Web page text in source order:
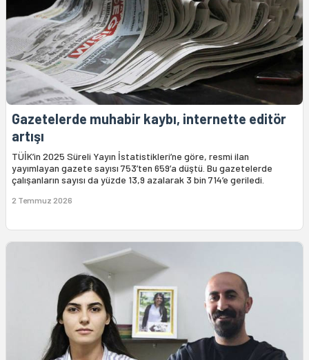
Gazetelerde muhabir kaybı, internette editör
artışı
TÜİK’in 2025 Süreli Yayın İstatistikleri’ne göre, resmi ilan
yayımlayan gazete sayısı 753’ten 659’a düştü. Bu gazetelerde
çalışanların sayısı da yüzde 13,9 azalarak 3 bin 714’e geriledi.
2 Temmuz 2026